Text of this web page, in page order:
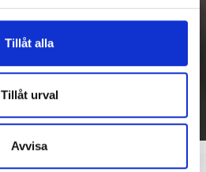
Tillåt alla
Tillåt urval
Avvisa